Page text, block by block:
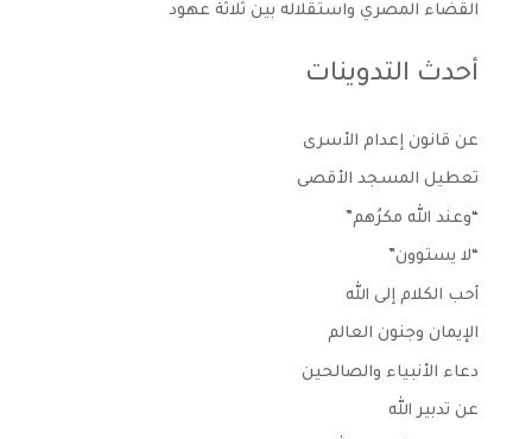
القضاء المصري واستقلاله بين ثلاثة عهود
أحدث التدوينات
عن قانون إعدام الأسرى
تعطيل المسجد الأقصى
“وعند الله مكرُهم”
“لا يستوون”
أحب الكلام إلى الله
الإيمان وجنون العالم
دعاء الأنبياء والصالحين
عن تدبير الله